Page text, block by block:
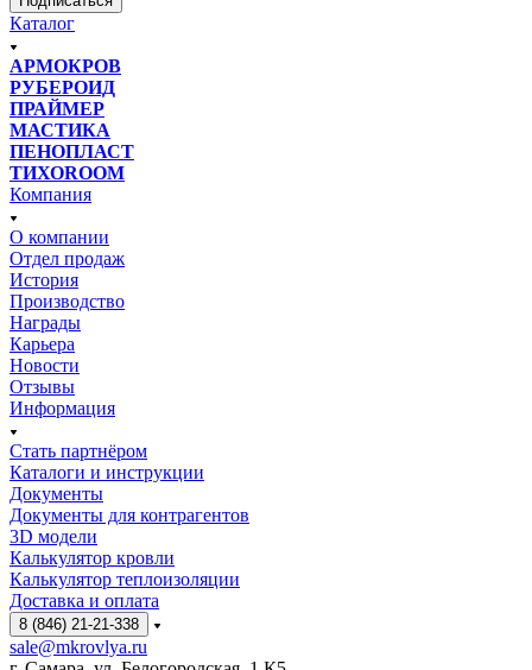
Каталог
АРМОКРОВ
РУБЕРОИД
ПРАЙМЕР
МАСТИКА
ПЕНОПЛАСТ
ТИХОROOM
Компания
О компании
Отдел продаж
История
Производство
Награды
Карьера
Новости
Отзывы
Информация
Стать партнёром
Каталоги и инструкции
Документы
Документы для контрагентов
3D модели
Калькулятор кровли
Калькулятор теплоизоляции
Доставка и оплата
8 (846) 21-21-338
sale@mkrovlya.ru